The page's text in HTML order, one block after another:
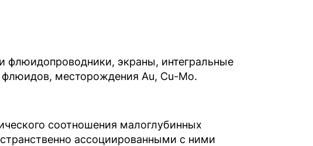
экраны, интегральные
флюидов, месторождения Au, Cu-Mo.
соотношения малоглубинных
ассоциированными с ними